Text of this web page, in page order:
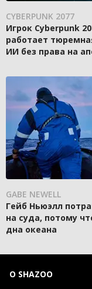
CYBERPUNK 2077
Игрок Cyberpunk
работает
ИИ без права на
GABE NEWELL
Гейб Ньюэлл
на суда, потому
дна океана
О SHAZOO